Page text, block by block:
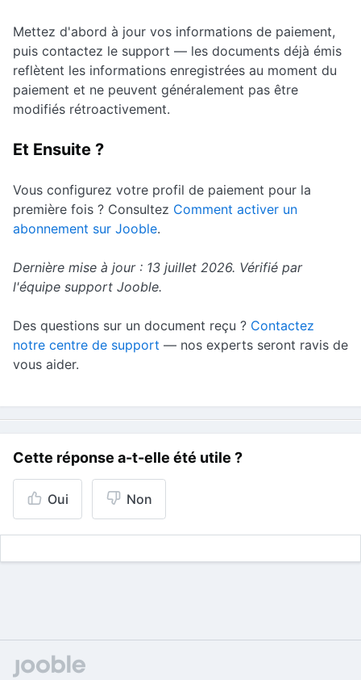
Mettez d'abord à jour vos informations de paiement,
puis contactez le support — les documents déjà émis
reflètent les informations enregistrées au moment du
paiement et ne peuvent généralement pas être
modifiés rétroactivement.
Et Ensuite ?
Vous configurez votre profil de paiement pour la
première fois ? Consultez Comment activer un
abonnement sur Jooble.
Dernière mise à jour : 13 juillet 2026. Vérifié par
l'équipe support Jooble.
Des questions sur un document reçu ? Contactez
notre centre de support — nos experts seront ravis de
vous aider.
Cette réponse a-t-elle été utile ?
Oui Non